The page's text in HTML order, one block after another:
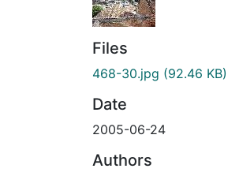
Files
468-30.jpg (92.46 KB)
Date
2005-06-24
Authors